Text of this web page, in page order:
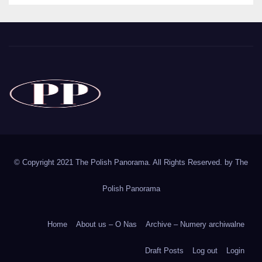
© Copyright 2021 The Polish Panorama. All Rights Reserved. by The
Polish Panorama
Home About us – O Nas Archive – Numery archiwalne
Draft Posts Log out Login